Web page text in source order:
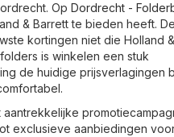
Op Dordrecht -
& Barrett te bieden heeft.
kortingen niet die Holland
is winkelen een stuk
de huidige prijsverlagingen
exclusieve aanbiedingen